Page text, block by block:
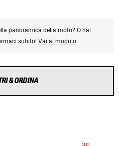
panoramica della moto? O hai
subito! Vai al modulo
& ORDINA